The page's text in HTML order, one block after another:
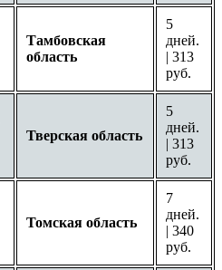
Тамбовская
область
5
дней.
| 313
руб.
Тверская область
5
дней.
| 313
руб.
Томская область
7
дней.
| 340
руб.